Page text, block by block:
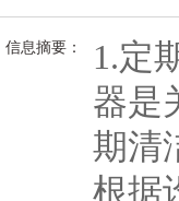
信息摘要：
1.定
器是
期清
根据